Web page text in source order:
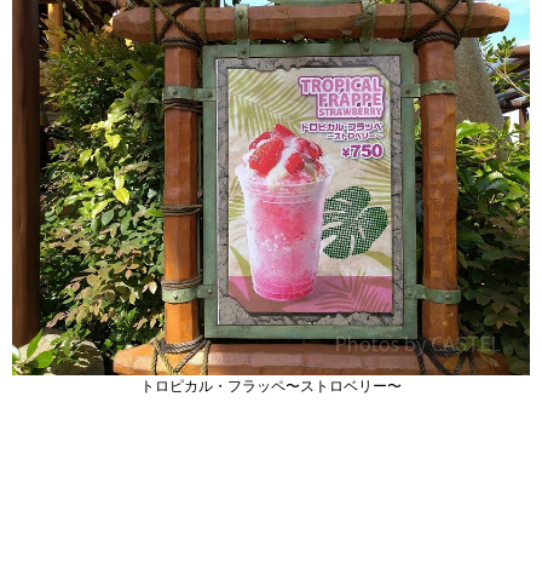
トロピカル・フラッペ〜ストロベリー〜